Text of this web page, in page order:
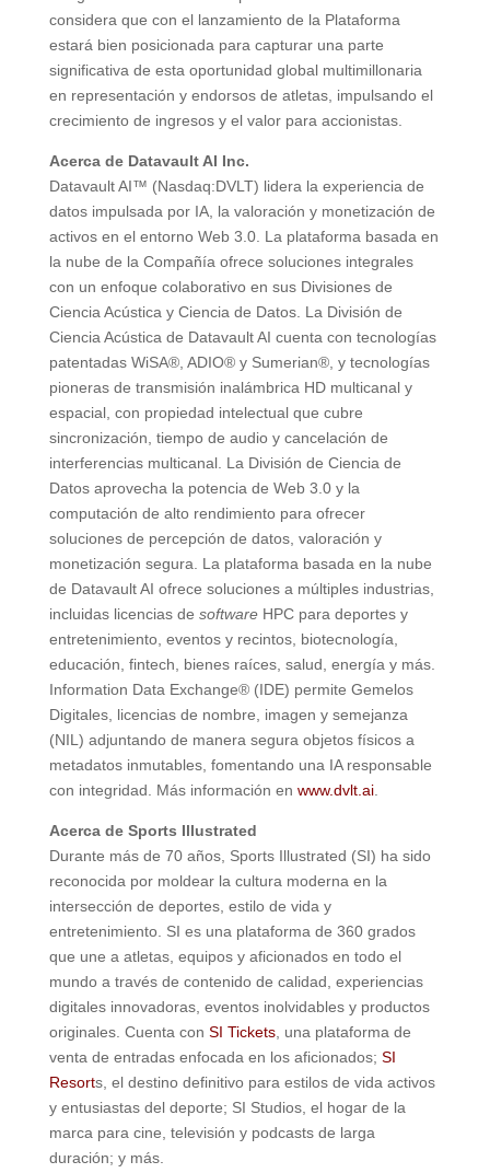
considera que con el lanzamiento de la Plataforma
estará bien posicionada para capturar una parte
significativa de esta oportunidad global multimillonaria
en representación y endorsos de atletas, impulsando el
crecimiento de ingresos y el valor para accionistas.
Acerca de Datavault AI Inc.
Datavault AI™ (Nasdaq:DVLT) lidera la experiencia de
datos impulsada por IA, la valoración y monetización de
activos en el entorno Web 3.0. La plataforma basada en
la nube de la Compañía ofrece soluciones integrales
con un enfoque colaborativo en sus Divisiones de
Ciencia Acústica y Ciencia de Datos. La División de
Ciencia Acústica de Datavault AI cuenta con tecnologías
patentadas WiSA®, ADIO® y Sumerian®, y tecnologías
pioneras de transmisión inalámbrica HD multicanal y
espacial, con propiedad intelectual que cubre
sincronización, tiempo de audio y cancelación de
interferencias multicanal. La División de Ciencia de
Datos aprovecha la potencia de Web 3.0 y la
computación de alto rendimiento para ofrecer
soluciones de percepción de datos, valoración y
monetización segura. La plataforma basada en la nube
de Datavault AI ofrece soluciones a múltiples industrias,
incluidas licencias de software HPC para deportes y
entretenimiento, eventos y recintos, biotecnología,
educación, fintech, bienes raíces, salud, energía y más.
Information Data Exchange® (IDE) permite Gemelos
Digitales, licencias de nombre, imagen y semejanza
(NIL) adjuntando de manera segura objetos físicos a
metadatos inmutables, fomentando una IA responsable
con integridad. Más información en www.dvlt.ai.
Acerca de Sports Illustrated
Durante más de 70 años, Sports Illustrated (SI) ha sido
reconocida por moldear la cultura moderna en la
intersección de deportes, estilo de vida y
entretenimiento. SI es una plataforma de 360 grados
que une a atletas, equipos y aficionados en todo el
mundo a través de contenido de calidad, experiencias
digitales innovadoras, eventos inolvidables y productos
originales. Cuenta con SI Tickets, una plataforma de
venta de entradas enfocada en los aficionados; SI
Resorts, el destino definitivo para estilos de vida activos
y entusiastas del deporte; SI Studios, el hogar de la
marca para cine, televisión y podcasts de larga
duración; y más.